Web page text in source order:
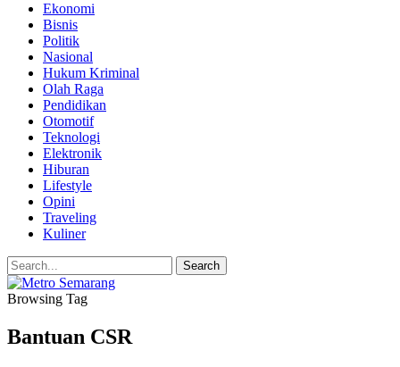
Ekonomi
Bisnis
Politik
Nasional
Hukum Kriminal
Olah Raga
Pendidikan
Otomotif
Teknologi
Elektronik
Hiburan
Lifestyle
Opini
Traveling
Kuliner
Browsing Tag
Bantuan CSR